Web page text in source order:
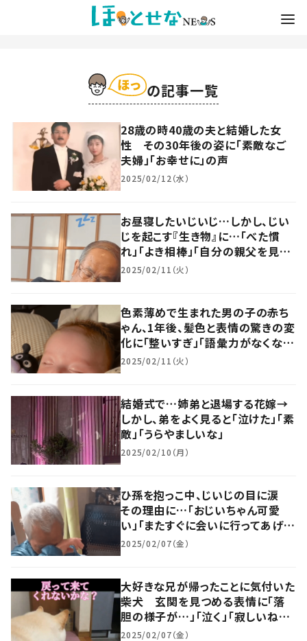
の記事一覧
28歳の時40歳の夫と結婚した女
性 その30年後の姿に「素敵なご
夫婦」「お幸せに」の声
2025/02/12（水）
お昼寝したいじいじ…しかし、じい
じを起こす『生き物』に…「べた慣
れ」「よき相棒」「自分の親父を見て
るよう」
2025/02/11（火）
色素薄めで生まれた男の子の赤ち
ゃん、1年後、髪色と表情の驚きの変
化に「整いすぎ」「語彙力がなくな
る」「天使だ」「尊い」の声
2025/02/11（火）
結婚式で…姉弟と退場する花嫁→
しかし、弟をよく見ると「泣けた」「素
敵」「うらやましいな」
2025/02/10（月）
ひ孫を抱っこ中、じいじの目に涙
その理由に…「おじいちゃん可愛
い」「またすぐに会いに行ってあげて
ね」 「もらい泣きです」
2025/02/07（金）
大好きな兄が帰ったことに気付いた
柴犬 玄関を見つめる表情に「落
胆の様子が…」「泣く」「寂しいね」
の声
2025/02/07（金）